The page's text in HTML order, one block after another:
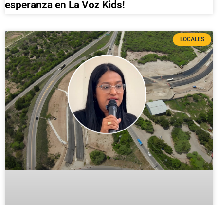
esperanza en La Voz Kids!
LOCALES